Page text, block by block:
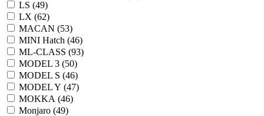
LS (49)
LX (62)
MACAN (53)
MINI Hatch (46)
ML-CLASS (93)
MODEL 3 (50)
MODEL S (46)
MODEL Y (47)
MOKKA (46)
Monjaro (49)